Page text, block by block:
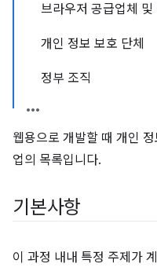
브라우저 공급업체
개인 정보 보호 단체
정부 조직
웹용으로 개발할 때 개인
업의 목록입니다.
기본사항
이 과정 내내 특정 주제가